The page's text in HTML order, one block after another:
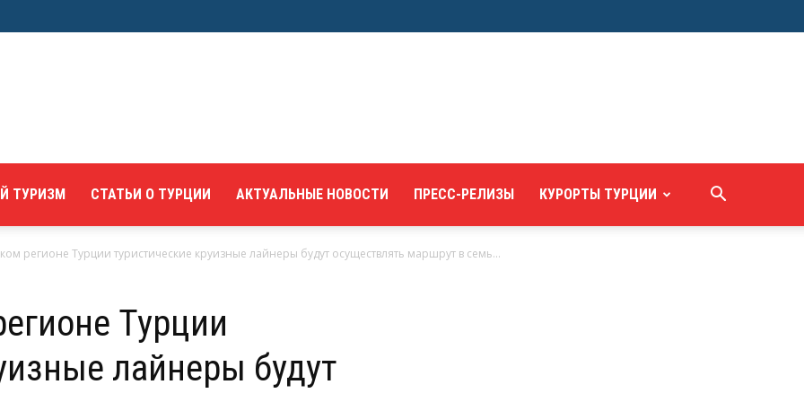
ТУРИЗМ СТАТЬИ О ТУРЦИИ АКТУАЛЬНЫЕ НОВОСТИ ПРЕСС-РЕЛИЗЫ КУРОРТЫ ТУРЦИИ
регионе Турции туристические круизные лайнеры будут осуществлять маршрут в семь...
Турции
лайнеры будут